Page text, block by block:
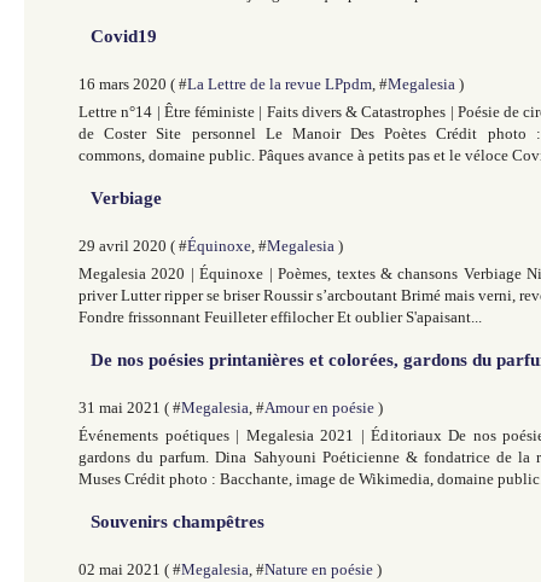
Covid19
16 mars 2020 ( #La Lettre de la revue LPpdm , #Megalesia )
Lettre n°14 | Être féministe | Faits divers & Catastrophes | Poésie de
de Coster Site personnel Le Manoir Des Poètes Crédit photo :
commons, domaine public. Pâques avance à petits pas et le véloce
Verbiage
29 avril 2020 ( #Équinoxe , #Megalesia )
Megalesia 2020 | Équinoxe | Poèmes, textes & chansons Verbiage
priver Lutter ripper se briser Roussir s’arcboutant Brimé mais verni,
Fondre frissonnant Feuilleter effilocher Et oublier S'apaisant...
De nos poésies printanières et colorées, gardons du
31 mai 2021 ( #Megalesia , #Amour en poésie )
Événements poétiques | Megalesia 2021 | Éditoriaux De nos
gardons du parfum. Dina Sahyouni Poéticienne & fondatrice de la
Muses Crédit photo : Bacchante, image de Wikimedia, domaine
Souvenirs champêtres
02 mai 2021 ( #Megalesia , #Nature en poésie )